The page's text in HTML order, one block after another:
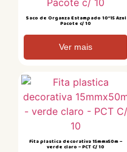
Saco de Organza Estampado 10*15 Azul
Pacote c/ 10
Ver mais
Fita plastica decorativa 15mmx50m –
verde claro – PCT C/ 10